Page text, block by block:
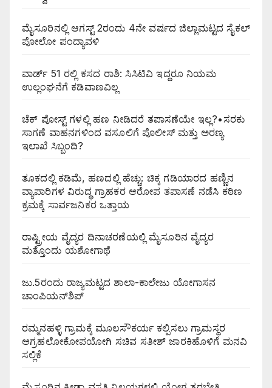
ಮೈಸೂರಿನಲ್ಲಿ ಆಗಸ್ಟ್‌ 2ರಂದು 4ನೇ ವರ್ಷದ ಜಿಲ್ಲಾಮಟ್ಟದ ಸೈಕಲ್
ಪೋಲೋ ಪಂದ್ಯಾವಳಿ
ವಾರ್ಡ್ 51 ರಲ್ಲಿ ಕಸದ ರಾಶಿ: ಸಿಸಿಟಿವಿ ಇದ್ದರೂ ನಿಯಮ
ಉಲ್ಲಂಘನೆಗೆ ಕಡಿವಾಣವಿಲ್ಲ
ಚೆಕ್ ಪೋಸ್ಟ್ ಗಳಲ್ಲಿ ಹಣ ನೀಡಿದರೆ ತಪಾಸಣೆಯೇ ಇಲ್ಲ?•ಸರಕು
ಸಾಗಣೆ ವಾಹನಗಳಿಂದ ವಸೂಲಿಗೆ ಪೊಲೀಸ್ ಮತ್ತು ಅರಣ್ಯ
ಇಲಾಖೆ ಸಿಬ್ಬಂದಿ?
ತೂಕದಲ್ಲಿ ಕಡಿಮೆ, ಹಣದಲ್ಲಿ ಹೆಚ್ಚು: ಚಿಕ್ಕ ಗಡಿಯಾರದ ಹಣ್ಣಿನ
ವ್ಯಾಪಾರಿಗಳ ವಿರುದ್ಧ ಗ್ರಾಹಕರ ಆರೋಪ ತಪಾಸಣೆ ನಡೆಸಿ ಕಠಿಣ
ಕ್ರಮಕ್ಕೆ ಸಾರ್ವಜನಿಕರ ಒತ್ತಾಯ
ರಾಷ್ಟ್ರೀಯ ವೈದ್ಯರ ದಿನಾಚರಣೆಯಲ್ಲಿ ಮೈಸೂರಿನ ವೈದ್ಯರ
ಮತ್ತೊಂದು ಯಶೋಗಾಥೆ
ಜು.5ರಂದು ರಾಜ್ಯಮಟ್ಟದ ಶಾಲಾ-ಕಾಲೇಜು ಯೋಗಾಸನ
ಚಾಂಪಿಯನ್‌ಶಿಪ್
ರಮ್ಮನಹಳ್ಳಿ ಗ್ರಾಮಕ್ಕೆ ಮೂಲಸೌಕರ್ಯ ಕಲ್ಪಿಸಲು ಗ್ರಾಮಸ್ಥರ
ಆಗ್ರಹಲೋಕೋಪಯೋಗಿ ಸಚಿವ ಸತೀಶ್ ಜಾರಕಿಹೊಳಿಗೆ ಮನವಿ
ಸಲ್ಲಿಕೆ